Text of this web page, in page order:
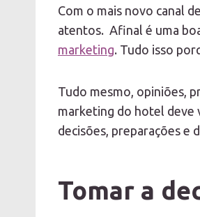
Com o mais novo canal
atentos. Afinal é uma
marketing. Tudo isso
Tudo mesmo, opiniões,
marketing do hotel deve
decisões, preparações e
Tomar a